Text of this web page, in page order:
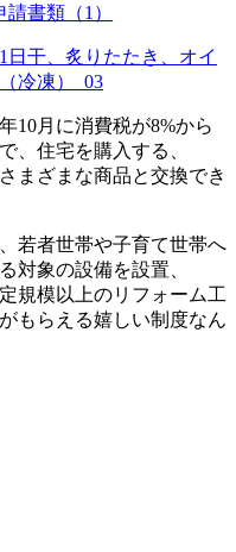
書類（1）
10月に消費税が8%から
、住宅を購入する、
まざまな商品と交換でき
若者世帯や子育て世帯へ
対象の設備を設置、
規模以上のリフォーム工
もらえる嬉しい制度なん